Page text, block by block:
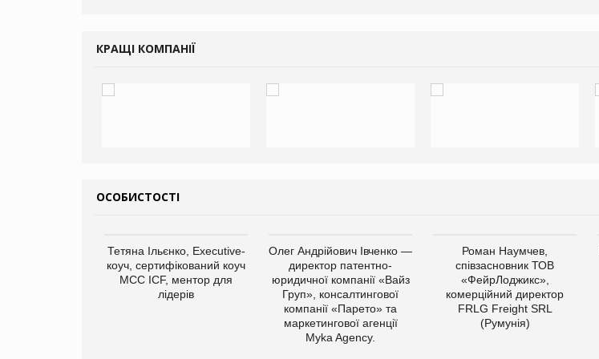
КРАЩІ КОМПАНІЇ
ОСОБИСТОСТІ
Тетяна Ільєнко, Executive-
коуч, сертифікований коуч
МСС ICF, ментор для
лідерів
Олег Андрійович Івченко —
директор патентно-
юридичної компанії «Вайз
Груп», консалтингової
компанії «Парето» та
маркетингової агенції
Myka Agency.
Роман Наумчев,
співзасновник ТОВ
«ФейрЛоджикс»,
комерційний директор
FRLG Freight SRL
(Румунія)